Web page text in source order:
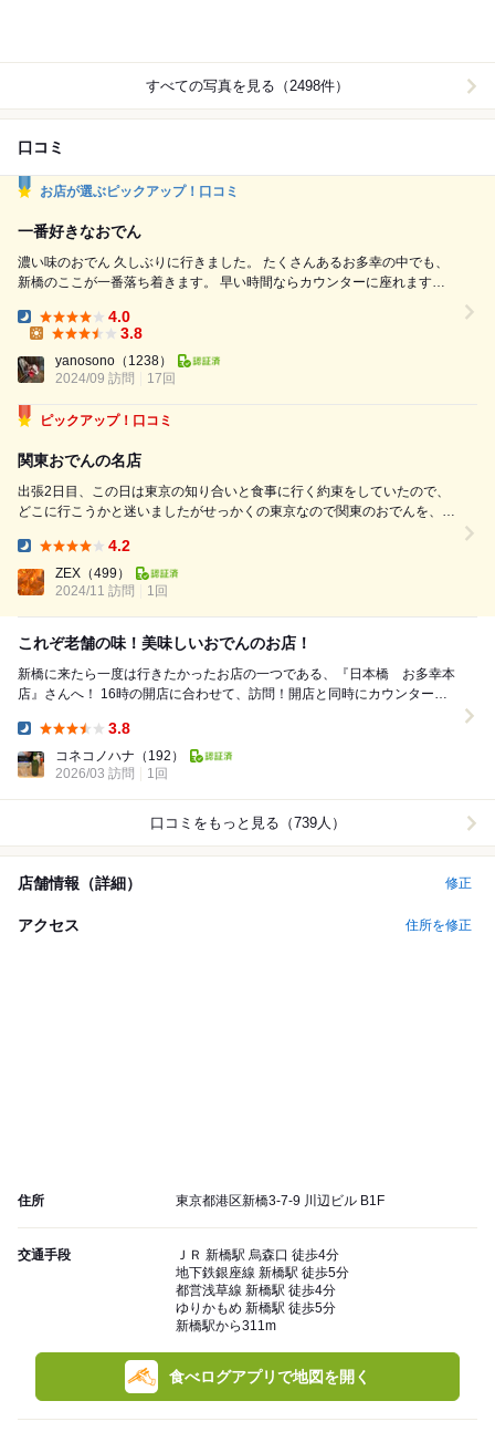
すべての写真を見る（2498件）
口コミ
お店が選ぶピックアップ！口コミ
一番好きなおでん
濃い味のおでん 久しぶりに行きました。 たくさんあるお多幸の中でも、
新橋のここが一番落ち着きます。 早い時間ならカウンターに座れます。
（頂いたもの 4,250円） ねぎ豆腐 おでん がんもどき すじ（魚の）
Dinner:
4.0
3.8
yanosono （1238）
2024/09 訪問
17回
ピックアップ！口コミ
関東おでんの名店
出張2日目、この日は東京の知り合いと食事に行く約束をしていたので、
どこに行こうかと迷いましたがせっかくの東京なので関東のおでんを、て
がこちらは初めて。 冬季は4人以上のコースでないと予約できないとの事
なので飛び込みできましたが、運...
4.2
ZEX （499）
2024/11 訪問
1回
これぞ老舗の味！美味しいおでんのお店！
新橋に来たら一度は行きたかったお店の一つである、『日本橋 お多幸本
店』さんへ！ 16時の開店に合わせて、訪問！開店と同時にカウンターに
3.8
コネコノハナ （192）
2026/03 訪問
1回
口コミをもっと見る（739人）
店舗情報（詳細） 修正
アクセス 住所を修正
住所 東京都港区新橋3-7-9 川辺ビル B1F
交通手段
ＪＲ 新橋駅 烏森口 徒歩4分
地下鉄銀座線 新橋駅 徒歩5分
都営浅草線 新橋駅 徒歩4分
ゆりかもめ 新橋駅 徒歩5分
新橋駅から311m
食べログアプリで地図を開く